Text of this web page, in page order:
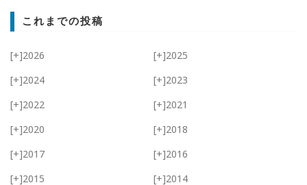
これまでの投稿
[+]2026 [+]2025
[+]2024 [+]2023
[+]2022 [+]2021
[+]2020 [+]2018
[+]2017 [+]2016
[+]2015 [+]2014